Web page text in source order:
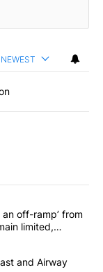
NEWEST
articles in the last
is ‘looking for an
an off-ramp’ from
limited,
on I-10 East and
and Airway